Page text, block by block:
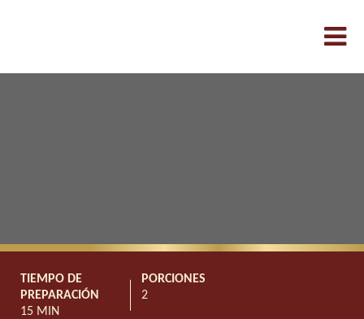
TIEMPO DE
PREPARACIÓN
15 MIN
PORCIONES
2